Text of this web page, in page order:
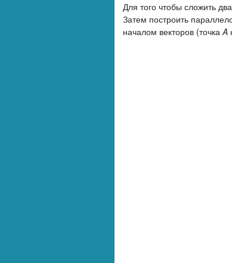
Для того чтобы сложить
Затем построить
началом векторов (точкаA